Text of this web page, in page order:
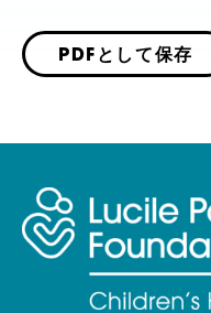
PDFとして保存